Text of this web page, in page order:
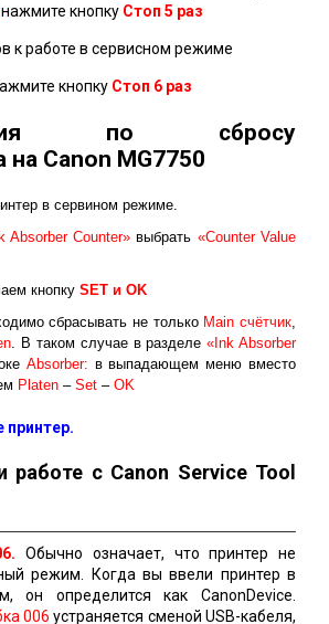
нажмите кнопку Стоп 5 раз
к работе в сервисном режиме
кнопку Стоп 6 раз
по сбросу
на Canon MG7750
в сервином режиме.
Absorber Counter» выбрать «Counter Value
кнопку SET и ОK
сбрасывать не только Main счётчик,
. В таком случае в разделе«Ink Absorber
Absorber: в выпадающем меню вместо
Platen – Set – OK
принтер.
работе с Canon Service Tool
Обычно означает, что принтер не
режим. Когда вы ввели принтер в
он определится как CanonDevice.
006 устраняется сменой USB-кабеля,